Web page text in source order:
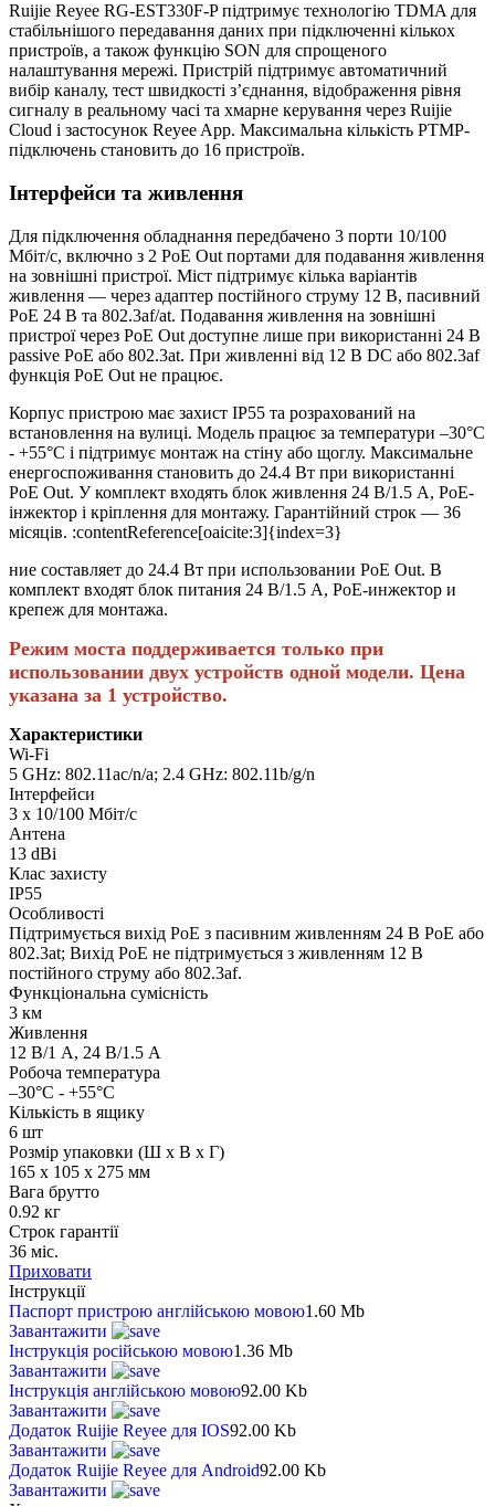
Ruijie Reyee RG-EST330F-P підтримує технологію TDMA для
стабільнішого передавання даних при підключенні кількох
пристроїв, а також функцію SON для спрощеного
налаштування мережі. Пристрій підтримує автоматичний
вибір каналу, тест швидкості з’єднання, відображення рівня
сигналу в реальному часі та хмарне керування через Ruijie
Cloud і застосунок Reyee App. Максимальна кількість PTMP-
підключень становить до 16 пристроїв.
Інтерфейси та живлення
Для підключення обладнання передбачено 3 порти 10/100
Мбіт/с, включно з 2 PoE Out портами для подавання живлення
на зовнішні пристрої. Міст підтримує кілька варіантів
живлення — через адаптер постійного струму 12 В, пасивний
PoE 24 В та 802.3af/at. Подавання живлення на зовнішні
пристрої через PoE Out доступне лише при використанні 24 В
passive PoE або 802.3at. При живленні від 12 В DC або 802.3af
функція PoE Out не працює.
Корпус пристрою має захист IP55 та розрахований на
встановлення на вулиці. Модель працює за температури –30°C
- +55°C і підтримує монтаж на стіну або щоглу. Максимальне
енергоспоживання становить до 24.4 Вт при використанні
PoE Out. У комплект входять блок живлення 24 В/1.5 А, PoE-
інжектор і кріплення для монтажу. Гарантійний строк — 36
місяців. :contentReference[oaicite:3]{index=3}
ние составляет до 24.4 Вт при использовании PoE Out. В
комплект входят блок питания 24 В/1.5 А, PoE-инжектор и
крепеж для монтажа.
Режим моста поддерживается только при
использовании двух устройств одной модели. Цена
указана за 1 устройство.
Характеристики
Wi-Fi
5 GHz: 802.11ac/n/a; 2.4 GHz: 802.11b/g/n
Інтерфейси
3 x 10/100 Мбіт/с
Антена
13 dBi
Клас захисту
IP55
Особливості
Підтримується вихід PoE з пасивним живленням 24 В PoE або
802.3at; Вихід PoE не підтримується з живленням 12 В
постійного струму або 802.3af.
Функціональна сумісність
3 км
Живлення
12 В/1 A, 24 В/1.5 A
Робоча температура
–30°C - +55°C
Кількість в ящику
6 шт
Розмір упаковки (Ш х В х Г)
165 x 105 x 275 мм
Вага брутто
0.92 кг
Строк гарантії
36 міс.
Приховати
Інструкції
Паспорт пристрою англійською мовою1.60 Mb
Завантажити
Інструкція російською мовою1.36 Mb
Завантажити
Інструкція англійською мовою92.00 Kb
Завантажити
Додаток Ruijie Reyee для IOS92.00 Kb
Завантажити
Додаток Ruijie Reyee для Android92.00 Kb
Завантажити